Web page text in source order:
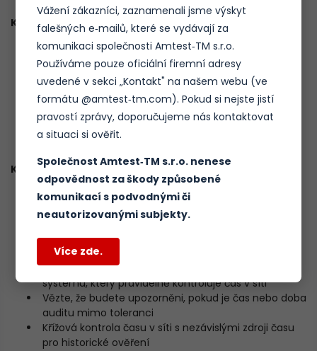
Klíčové prvky
Automatický audit času v síti
Jasné, nezpochybnitelné záznamy
Generování výstrah, pokud čas nebo období auditu
překročí zadané tolerance
Dokonale se integruje se softwarovou sadou pro
synchronizaci času Domain Time II
Integrace s existujícími programy pro správu sítě
Klíčové výhody
Kompletní záznamy o přesnosti synchronizace času
počítačů ve vaší síti
Zjistěte, kdy byl stroj naposledy synchronizován, s
jakým zdrojem času a také jeho odchylku od
referenčního zdroje času
Klid na duši díky automatickému softwarovému
systému, který pravidelně kontroluje čas v síti
Vězte, že budete upozorněni, pokud je čas nebo doba
auditu mimo toleranci
Křížová kontrola času v síti s nezávislými zdroji času
pro historické ověření
Vážení zákazníci, zaznamenali jsme výskyt
falešných e‑mailů, které se vydávají za
komunikaci společnosti Amtest‑TM s.r.o.
Používáme pouze oficiální firemní adresy
uvedené v sekci „Kontakt" na našem webu (ve
formátu @amtest‑tm.com). Pokud si nejste jistí
pravostí zprávy, doporučujeme nás kontaktovat
a situaci si ověřit.
Společnost Amtest‑TM s.r.o. nenese
odpovědnost za škody způsobené
komunikací s podvodnými či
neautorizovanými subjekty.
Více zde.